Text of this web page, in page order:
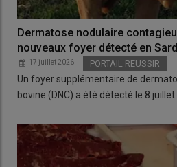
Dermatose nodulaire
nouveaux foyer détecté en
17 juillet 2026 PORTAIL REUSSIR
Un foyer supplémentaire de
bovine (DNC) a été détecté le 8